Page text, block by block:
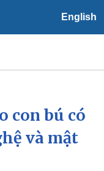
English
thời tiết
con bú có
và mật